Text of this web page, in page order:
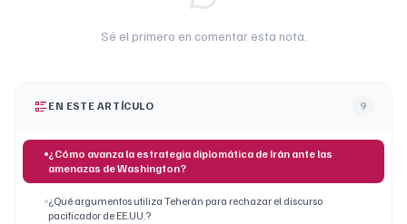
Sé el primero en comentar esta nota.
EN ESTE ARTÍCULO 9
¿Cómo avanza la estrategia diplomática de Irán ante las
amenazas de Washington?
¿Qué argumentos utiliza Teherán para rechazar el discurso
pacificador de EE.UU.?